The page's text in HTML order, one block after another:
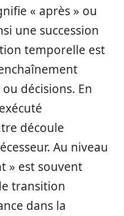
« après » ou
une succession
temporelle est
décisions. En
découle
Au niveau
» est souvent
transition
dans la